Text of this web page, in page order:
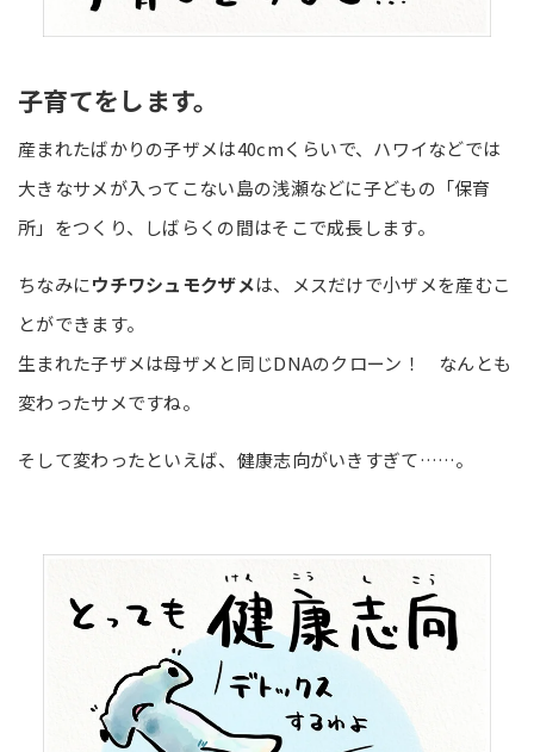
子育てをします。
産まれたばかりの子ザメは40cmくらいで、ハワイなどでは
大きなサメが入ってこない島の浅瀬などに子どもの「保育
所」をつくり、しばらくの間はそこで成長します。
ちなみにウチワシュモクザメは、メスだけで小ザメを産むこ
とができます。
生まれた子ザメは母ザメと同じDNAのクローン！ なんとも
変わったサメですね。
そして変わったといえば、健康志向がいきすぎて……。